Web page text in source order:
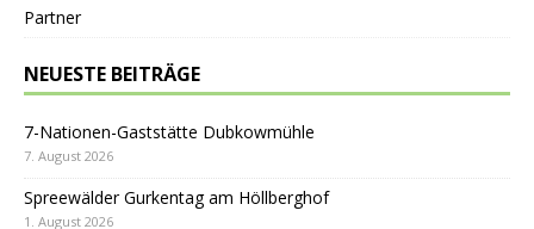
Partner
NEUESTE BEITRÄGE
7-Nationen-Gaststätte Dubkowmühle
7. August 2026
Spreewälder Gurkentag am Höllberghof
1. August 2026